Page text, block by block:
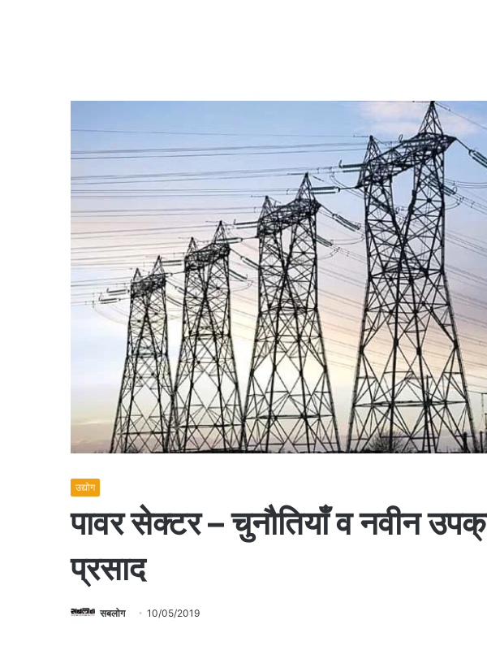
उद्योग
पावर सेक्टर – चुनौतियाँ व नवीन
प्रसाद
सबलोग 10/05/2019